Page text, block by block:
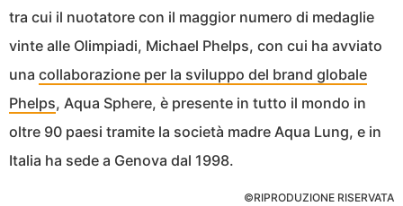
tra cui il nuotatore con il maggior numero di medaglie
vinte alle Olimpiadi, Michael Phelps, con cui ha avviato
una collaborazione per la sviluppo del brand globale
Phelps, Aqua Sphere, è presente in tutto il mondo in
oltre 90 paesi tramite la società madre Aqua Lung, e in
Italia ha sede a Genova dal 1998.
©RIPRODUZIONE RISERVATA